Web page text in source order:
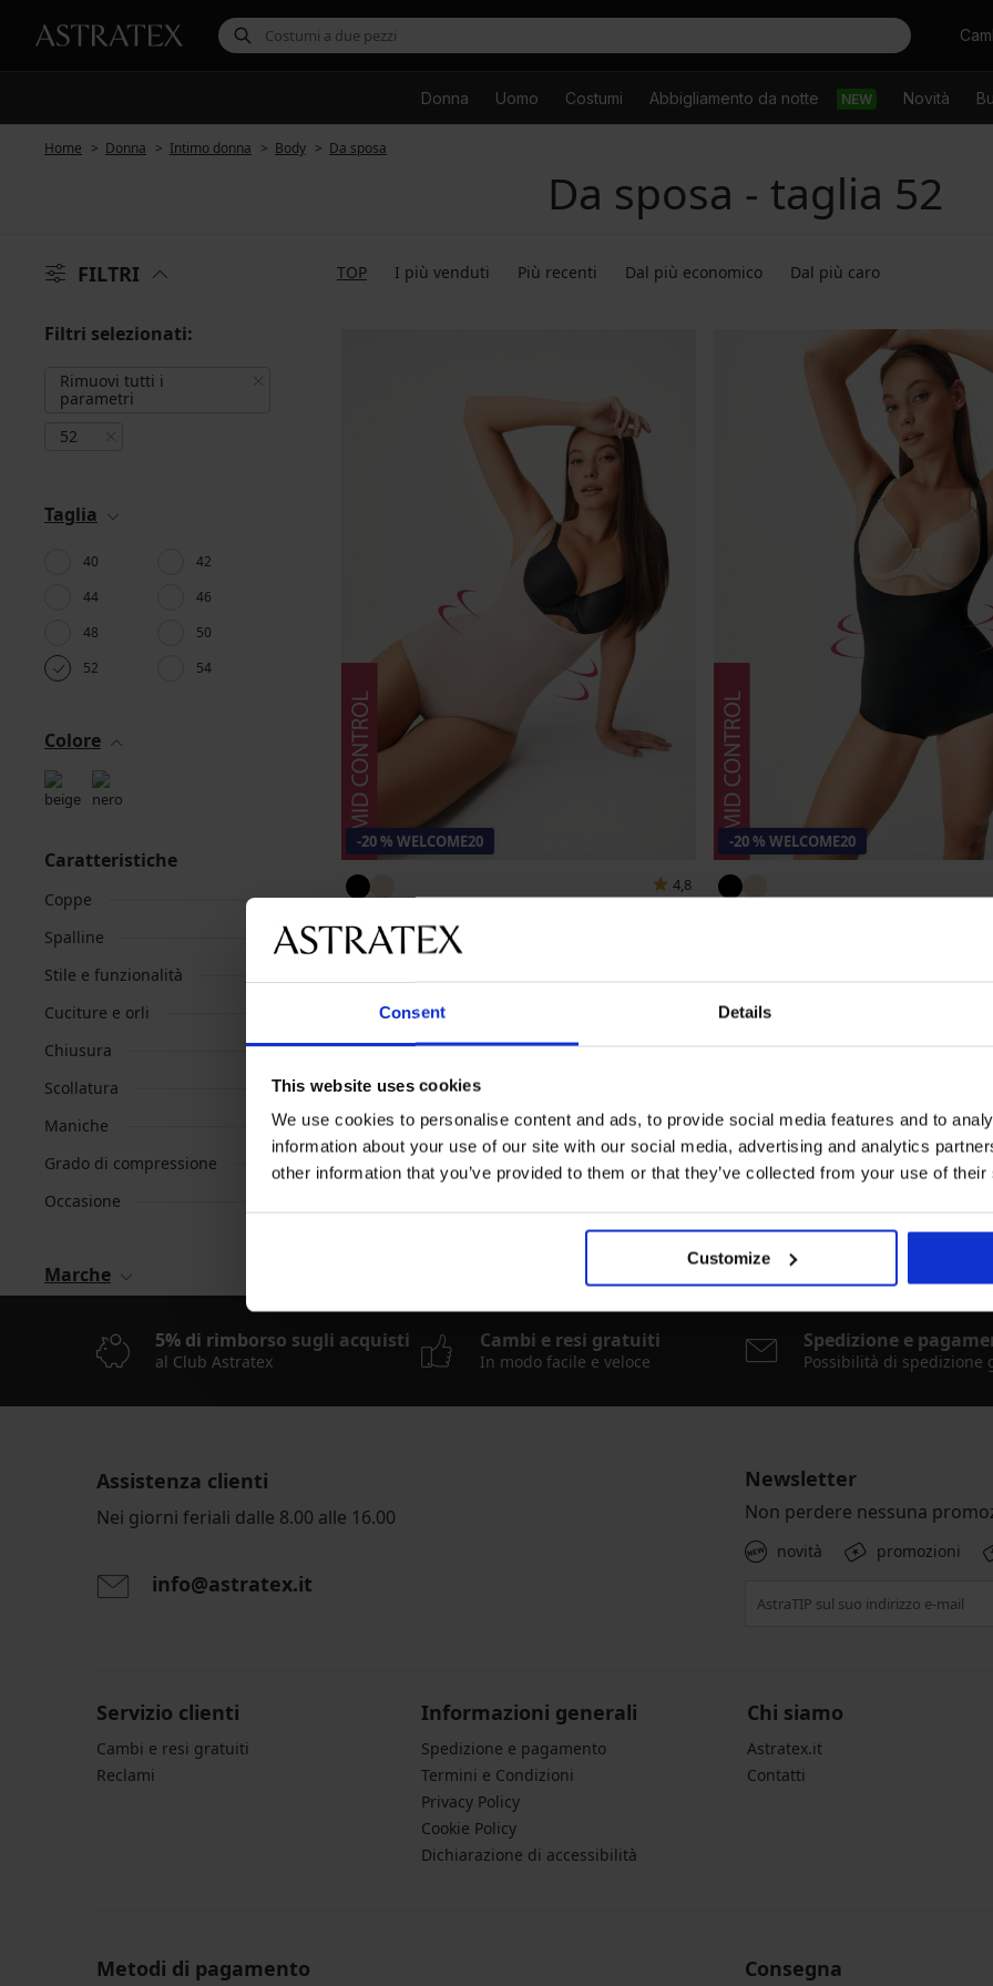
Consent Details
This website uses cookies
We use cookies to personalise content and ads, to provide social media features and to
information about your use of our site with our social media, advertising and analytics
other information that you’ve provided to them or that they’ve collected from your use of
Customize
Cercare
Donna Uomo Costumi Abbigliamento da notte NEW Novità
Home Donna Intimo donna Body Da sposa
Da sposa - taglia 52
FILTRI TOP I più venduti Più recenti Dal più economico Dal più caro
Filtri selezionati:
Rimuovi tutti i
parametri
52
Taglia
40
42
44
46
48
50
52
54
Colore
Caratteristiche
Coppe
Spalline
Stile e funzionalità
Cuciture e orli
Chiusura
Scollatura
Maniche
Grado di compressione
Occasione
Marche
-20 % WELCOME20
4,8
35,99 €
-20 % WELCOME20
5% di rimborso sugli acquisti
al Club Astratex
Cambi e resi gratuiti
In modo facile e veloce
Spedizione e
Possibilità di spedizione
Assistenza clienti
Nei giorni feriali dalle 8.00 alle 16.00
info@astratex.it
Newsletter
Non perdere nessuna
novità promozioni
Servizio clienti
Cambi e resi gratuiti
Reclami
Informazioni generali
Spedizione e pagamento
Termini e Condizioni
Privacy Policy
Cookie Policy
Dichiarazione di accessibilità
Chi siamo
Astratex.it
Contatti
Metodi di pagamento Consegna